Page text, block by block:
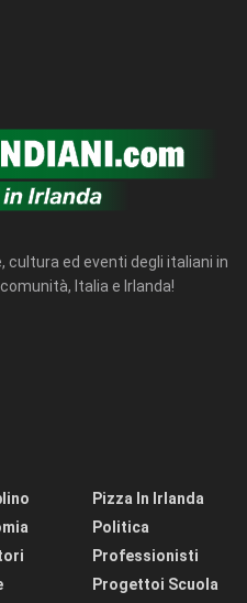
cultura ed eventi degli italiani in
Italia e Irlanda!
Pizza In Irlanda
Politica
Professionisti
Progettoi Scuola